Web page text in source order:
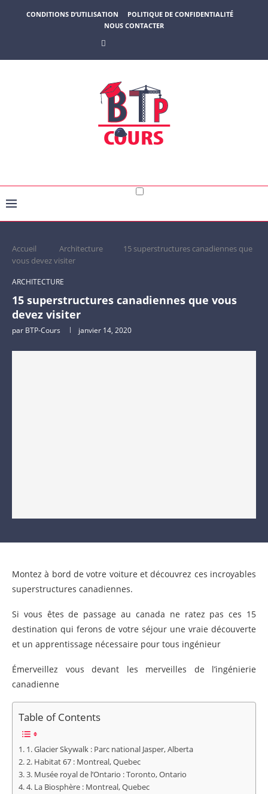
CONDITIONS D’UTILISATION
POLITIQUE DE CONFIDENTIALITÉ
NOUS CONTACTER
Accueil Architecture
15 superstructures canadiennes que
vous devez visiter
ARCHITECTURE
15 superstructures canadiennes que vous
devez visiter
par BTP-Cours janvier 14, 2020
Montez à bord de votre voiture et découvrez ces incroyables
superstructures canadiennes.
Si vous êtes de passage au canada ne ratez pas ces 15
destination qui ferons de votre séjour une vraie découverte
et un apprentissage nécessaire pour tous ingénieur
Émerveillez vous devant les merveilles de l’ingénierie
canadienne
Table of Contents
1. Glacier Skywalk : Parc national Jasper, Alberta
2. Habitat 67 : Montreal, Quebec
3. Musée royal de l’Ontario : Toronto, Ontario
4. La Biosphère : Montreal, Quebec